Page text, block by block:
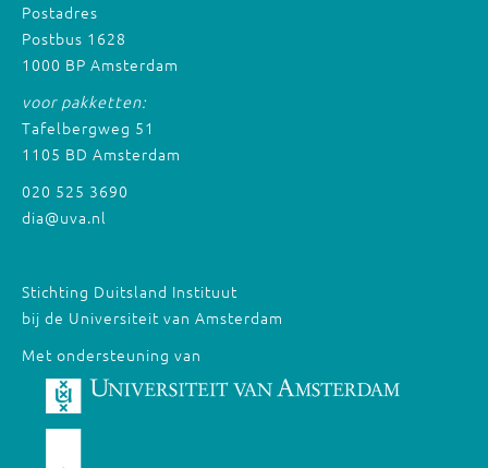
Postadres
Postbus 1628
1000 BP Amsterdam
voor pakketten:
Tafelbergweg 51
1105 BD Amsterdam
020 525 3690
dia@uva.nl
Stichting Duitsland Instituut
bij de Universiteit van Amsterdam
Met ondersteuning van